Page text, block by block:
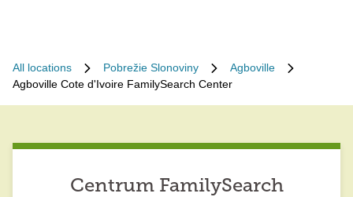
All locations Pobrežie Slonoviny
Agboville
Agboville Cote d'Ivoire FamilySearch Center
Centrum FamilySearch